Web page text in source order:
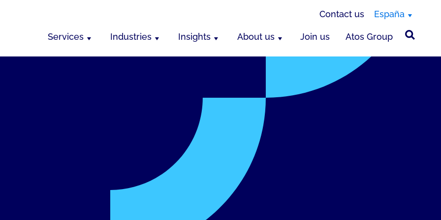
Contact us España
Services Industries Insights About us Join us Atos Group